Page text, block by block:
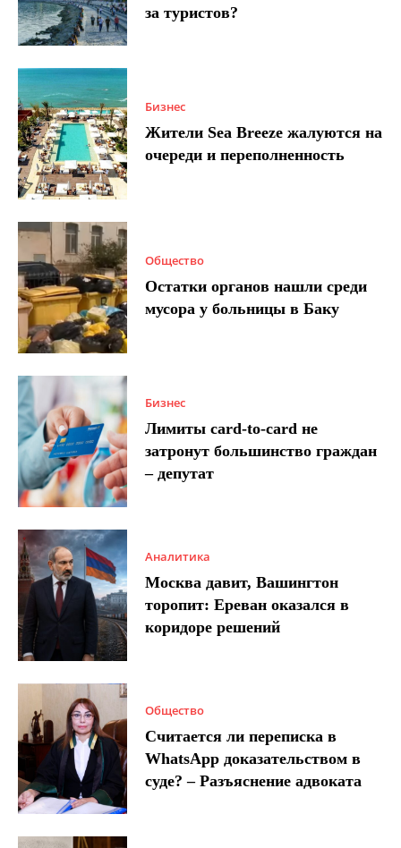
за туристов?
Бизнес
Жители Sea Breeze жалуются на
очереди и переполненность
Общество
Остатки органов нашли среди
мусора у больницы в Баку
Бизнес
Лимиты card-to-card не
затронут большинство граждан
– депутат
Аналитика
Москва давит, Вашингтон
торопит: Ереван оказался в
коридоре решений
Общество
Считается ли переписка в
WhatsApp доказательством в
суде? – Разъяснение адвоката